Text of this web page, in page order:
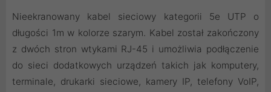
Nieekranowany kabel sieciowy kategorii 5e UTP o
długości 1m w kolorze szarym. Kabel został zakończony
z dwóch stron wtykami RJ-45 i umożliwia podłączenie
do sieci dodatkowych urządzeń takich jak komputery,
terminale, drukarki sieciowe, kamery IP, telefony VoIP,